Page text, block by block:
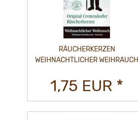
RÄUCHERKERZEN
WEIHNACHTLICHER WEIHRAUCH
1,75 EUR *